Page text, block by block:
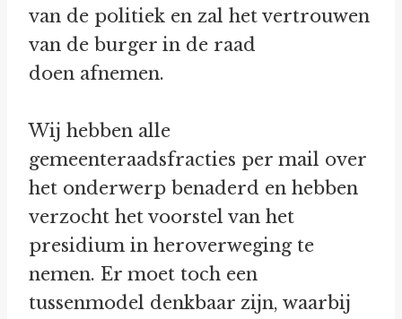
van de politiek en zal het vertrouwen
van de burger in de raad
doen afnemen.
Wij hebben alle
gemeenteraadsfracties per mail over
het onderwerp benaderd en hebben
verzocht het voorstel van het
presidium in heroverweging te
nemen. Er moet toch een
tussenmodel denkbaar zijn, waarbij